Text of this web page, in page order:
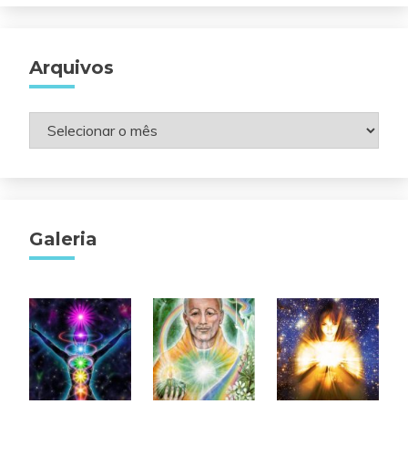
Arquivos
Arquivos
Galeria